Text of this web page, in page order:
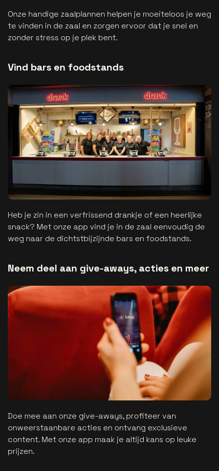
Onze handige zaalplannen helpen je moeiteloos je weg
te vinden in de zaal en zorgen ervoor dat je snel en
zonder stress op je plek bent.
Vind bars en foodstands
Heb je zin in een verfrissend drankje of een heerlijke
snack? Met onze app vind je in de zaal eenvoudig de
weg naar de dichtstbijzijnde bars en foodstands.
Neem deel aan give-aways, acties en meer
Doe mee aan onze give-aways, profiteer van
onweerstaanbare acties en ontvang exclusieve
content. Met onze app maak je altijd kans op leuke
prijzen.